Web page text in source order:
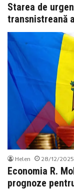
Starea de
transnistreană
Helen 28/12/2025
Economia R.
prognoze